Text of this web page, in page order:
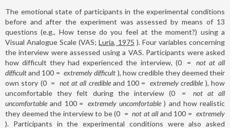
The emotional state of participants in the experimental conditions
before and after the experiment was assessed by means of 13
questions (e.g., How tense do you feel at the moment?) using a
Visual Analogue Scale (VAS;Luria, 1975 ). Four variables concerning
the interview were assessed using a VAS. Participants were asked
how difficult they had experienced the interview, (0
=
not at all
difficultand 100 = extremely difficult ), how credible they deemed their
own story (0 = not at all credibleand 100 = extremely credible ), how
uncomfortable they felt during the interview (0
=
not at all
uncomfortable and 100 = extremely uncomfortable ) and how realistic
they deemed the interview to be (0 = not at all and 100 = extremely
). Participants in the experimental conditions were also asked